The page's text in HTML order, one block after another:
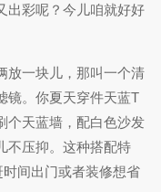
出彩呢？今儿咱就好好
一块儿，那叫一个清
镜。你夏天穿件天蓝T
个天蓝墙，配白色沙发
不压抑。这种搭配特
时间出门或者装修想省